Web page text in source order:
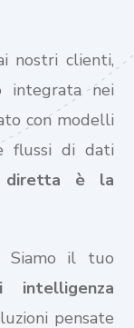
nostri clienti,
integrata nei
con modelli
flussi di dati
diretta è la
Siamo il tuo
intelligenza
pensate